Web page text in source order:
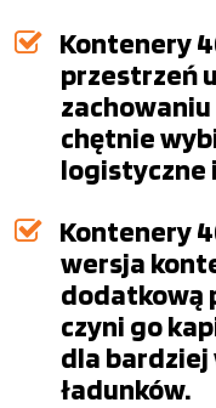
Kontenery
przestrzeń
chętnie
logistyczne
Kontenery
wersja
dodatkową
czyni go
dla bardziej
ładunków.